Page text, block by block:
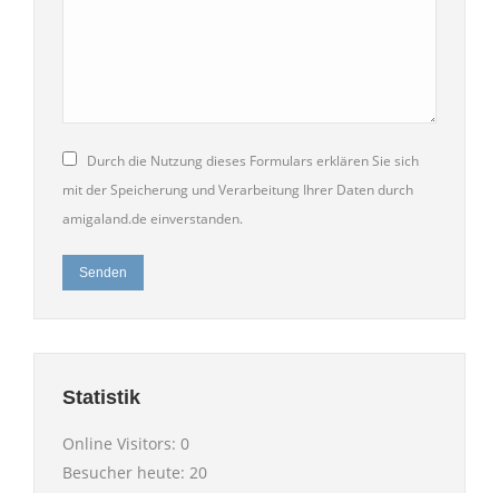
Durch die Nutzung dieses Formulars erklären Sie sich
mit der Speicherung und Verarbeitung Ihrer Daten durch
amigaland.de einverstanden.
Senden
Statistik
Online Visitors: 0
Besucher heute: 20